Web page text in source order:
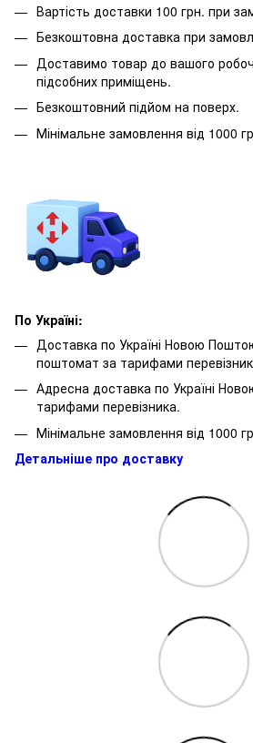
Вартість доставки 100 грн. при
Безкоштовна доставка при
Доставимо товар до вашого
підсобних приміщень.
Безкоштовний підйом на поверх.
Мінімальне замовлення від 1000
По Україні:
Доставка по Україні Новою
поштомат за тарифами
Адресна доставка по Україні
тарифами перевізника.
Мінімальне замовлення від 1000
Детальніше про доставку